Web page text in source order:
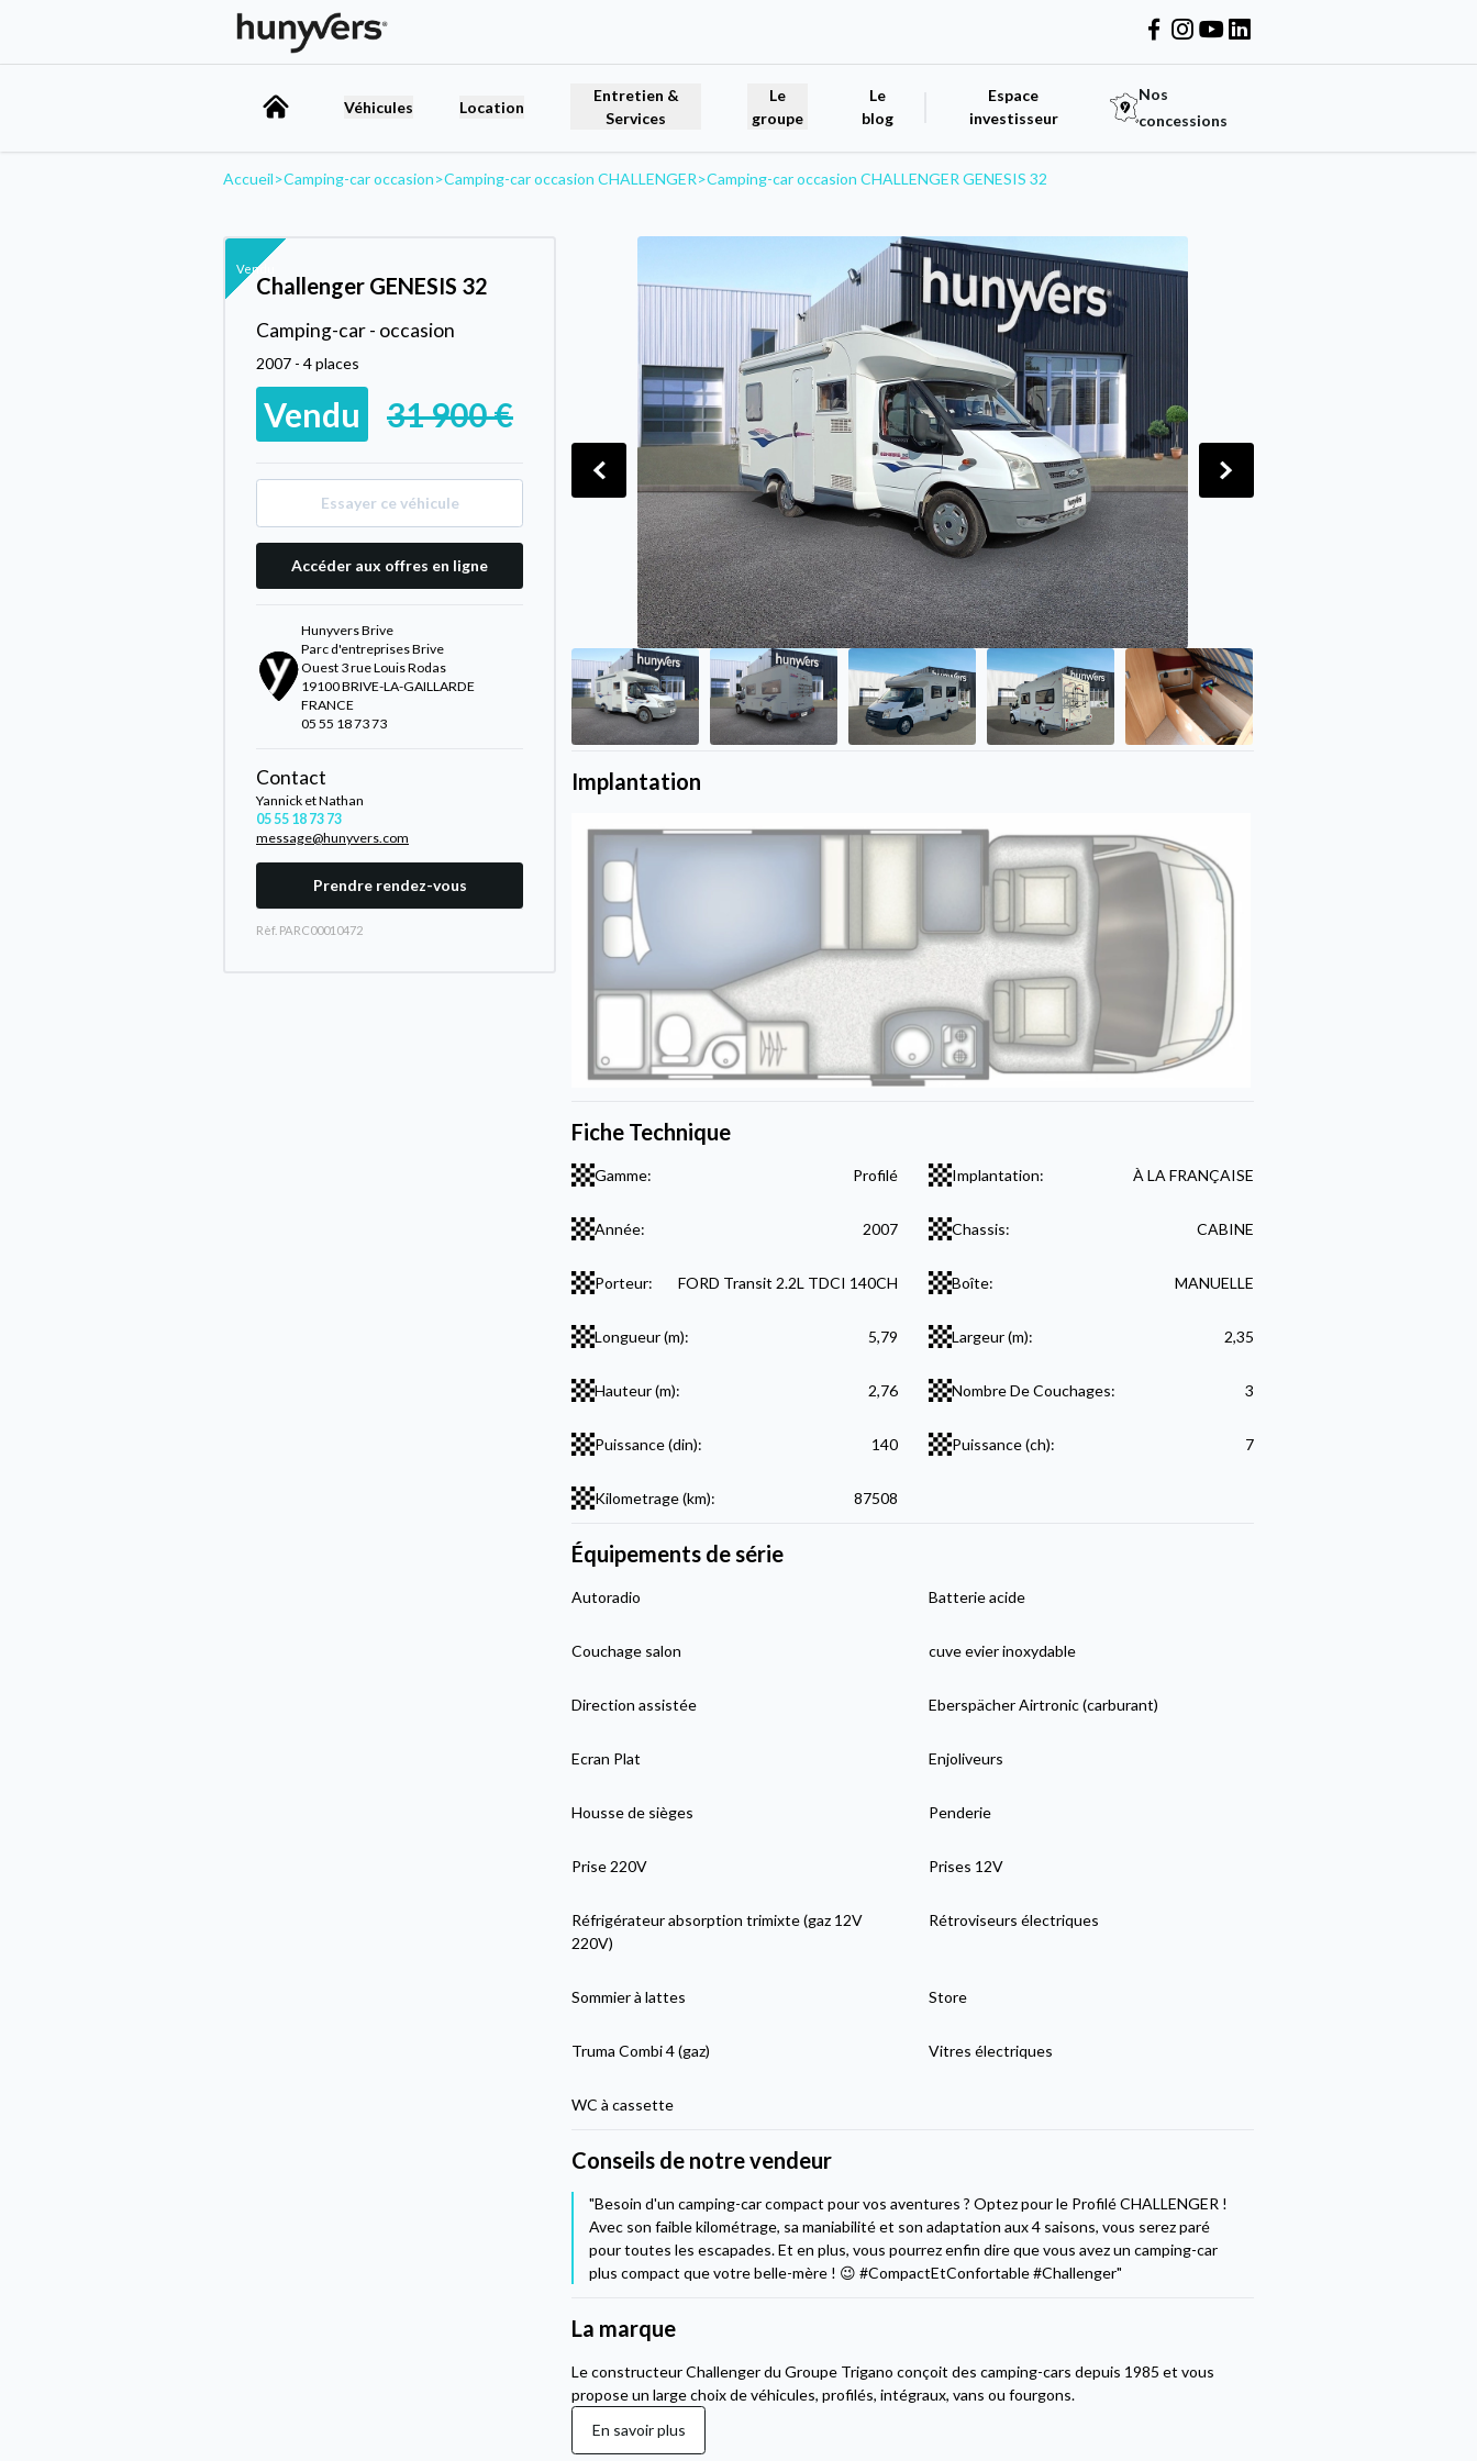
Véhicules Location
Entretien &
Services
Le
groupe
Le
blog
Espace
investisseur
Nos
concessions
Accueil>Camping-car occasion>Camping-car occasion CHALLENGER>Camping-car occasion CHALLENGER GENESIS 32
Vendu
Challenger GENESIS 32
Camping-car - occasion
2007 - 4 places
Vendu 31 900 €
Essayer ce véhicule
Accéder aux offres en ligne
Hunyvers Brive
Parc d'entreprises Brive
Ouest 3 rue Louis Rodas
19100 BRIVE-LA-GAILLARDE
FRANCE
05 55 18 73 73
Contact
Yannick et Nathan
05 55 18 73 73
message@hunyvers.com
Prendre rendez-vous
Rèf. PARC00010472
Implantation
Fiche Technique
Gamme: Profilé Implantation: À LA FRANÇAISE
Année: 2007 Chassis: CABINE
Porteur: FORD Transit 2.2L TDCI 140CH Boîte: MANUELLE
Longueur (m): 5,79 Largeur (m): 2,35
Hauteur (m): 2,76 Nombre De Couchages: 3
Puissance (din): 140 Puissance (ch): 7
Kilometrage (km): 87508
Équipements de série
Autoradio Batterie acide
Couchage salon cuve evier inoxydable
Direction assistée Eberspächer Airtronic (carburant)
Ecran Plat Enjoliveurs
Housse de sièges Penderie
Prise 220V Prises 12V
Réfrigérateur absorption trimixte (gaz 12V
220V)
Rétroviseurs électriques
Sommier à lattes Store
Truma Combi 4 (gaz) Vitres électriques
WC à cassette
Conseils de notre vendeur
"Besoin d'un camping-car compact pour vos aventures ? Optez pour le Profilé CHALLENGER !
Avec son faible kilométrage, sa maniabilité et son adaptation aux 4 saisons, vous serez paré
pour toutes les escapades. Et en plus, vous pourrez enfin dire que vous avez un camping-car
plus compact que votre belle-mère ! 😉 #CompactEtConfortable #Challenger"
La marque
Le constructeur Challenger du Groupe Trigano conçoit des camping-cars depuis 1985 et vous
propose un large choix de véhicules, profilés, intégraux, vans ou fourgons.
En savoir plus